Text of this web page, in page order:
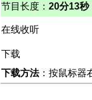
节目长度： 20分13秒
在线收听
下载
下载方法：按鼠标器